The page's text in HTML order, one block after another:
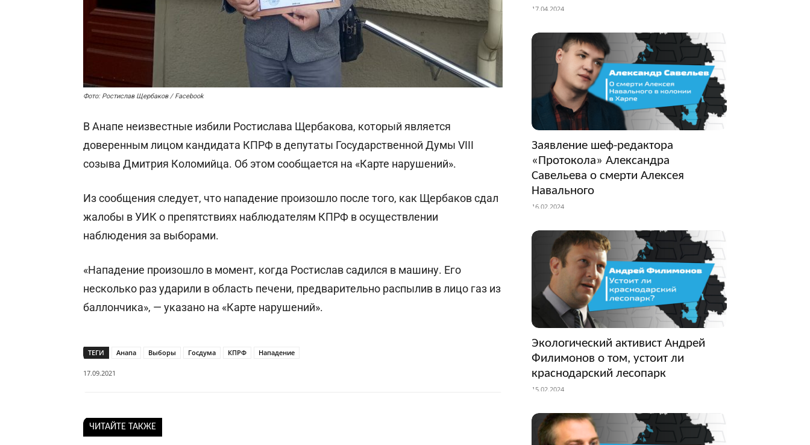
Фото: Ростислав Щербаков / Facebook
В Анапе неизвестные избили Ростислава Щербакова, который является
доверенным лицом кандидата КПРФ в депутаты Государственной Думы VIII
созыва Дмитрия Коломийца. Об этом сообщается на «Карте нарушений».
Из сообщения следует, что нападение произошло после того, как Щербаков сдал
жалобы в УИК о препятствиях наблюдателям КПРФ в осуществлении
наблюдения за выборами.
«Нападение произошло в момент, когда Ростислав садился в машину. Его
несколько раз ударили в область печени, предварительно распылив в лицо газ из
баллончика», — указано на «Карте нарушений».
ТЕГИ Анапа Выборы Госдума КПРФ Нападение
17.09.2021
ЧИТАЙТЕ ТАКЖЕ
17.04.2024
Заявление шеф-редактора
«Протокола» Александра
Савельева о смерти Алексея
Навального
16.02.2024
Экологический активист Андрей
Филимонов о том, устоит ли
краснодарский лесопарк
15.02.2024